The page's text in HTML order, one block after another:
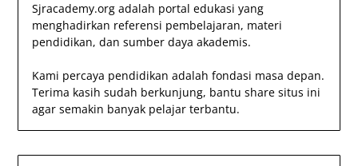
Sjracademy.org adalah portal edukasi yang
menghadirkan referensi pembelajaran, materi
pendidikan, dan sumber daya akademis.
Kami percaya pendidikan adalah fondasi masa depan.
Terima kasih sudah berkunjung, bantu share situs ini
agar semakin banyak pelajar terbantu.